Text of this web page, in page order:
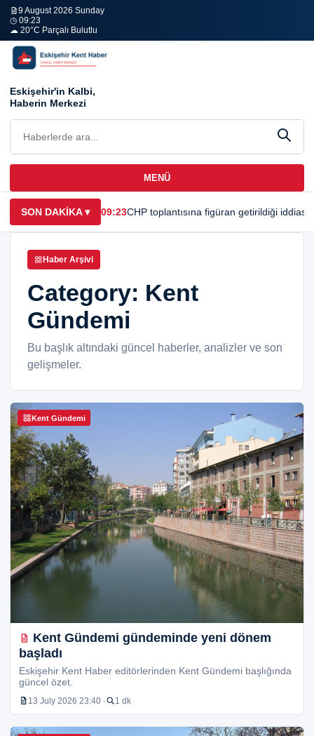
9 August 2026 Sunday
◷ 09:23
☁ 20°C Parçalı Bulutlu
Eskişehir'in Kalbi,
Haberin Merkezi
MENÜ
SON DAKİKA▾ 09:23CHP toplantısına figüran getirildiği
Haber Arşivi
Category: Kent
Gündemi
Bu başlık altındaki güncel haberler, analizler ve son
gelişmeler.
Kent Gündemi
Kent Gündemi gündeminde yeni dönem
başladı
Eskişehir Kent Haber editörlerinden Kent Gündemi başlığında
güncel özet.
13 July 2026 23:40 · 1 dk